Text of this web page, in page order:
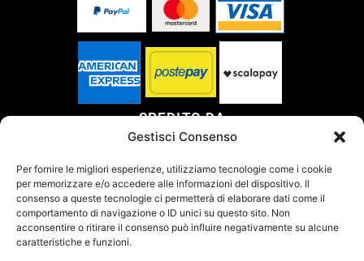
Gestisci Consenso
Per fornire le migliori esperienze, utilizziamo tecnologie come i cookie
per memorizzare e/o accedere alle informazioni del dispositivo. Il
consenso a queste tecnologie ci permetterà di elaborare dati come il
comportamento di navigazione o ID unici su questo sito. Non
acconsentire o ritirare il consenso può influire negativamente su alcune
caratteristiche e funzioni.
SPEDITO DA
SITO CERTIFICATO